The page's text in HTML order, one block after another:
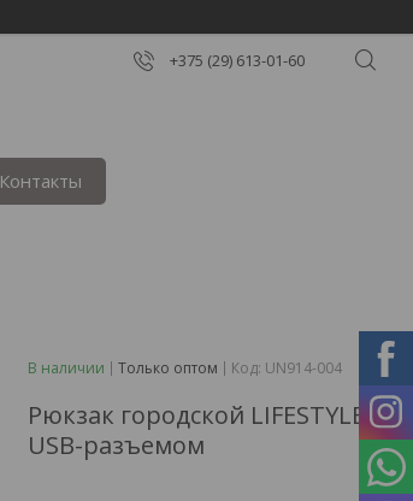
+375 (29) 613-01-60
Контакты
В наличии Только оптом Код: UN914-004
Рюкзак городской LIFESTYLE с
USB-разъемом